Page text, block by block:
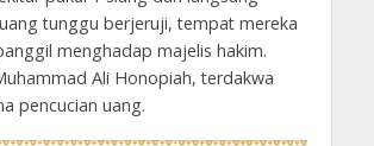
tunggu berjeruji, tempat mereka
menghadap majelis hakim.
Ali Honopiah, terdakwa
pencucian uang.